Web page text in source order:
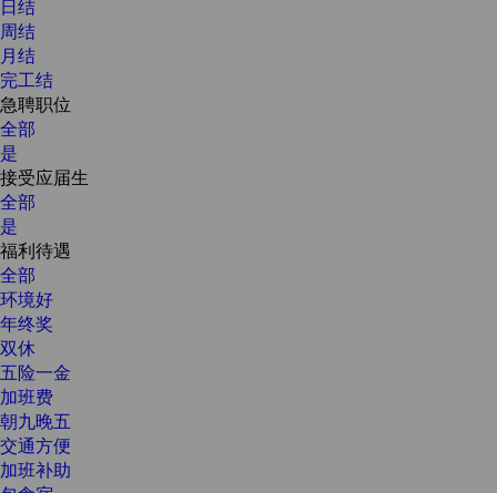
日结
周结
月结
完工结
急聘职位
全部
是
接受应届生
全部
是
福利待遇
全部
环境好
年终奖
双休
五险一金
加班费
朝九晚五
交通方便
加班补助